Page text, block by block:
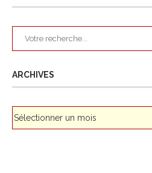
ARCHIVES